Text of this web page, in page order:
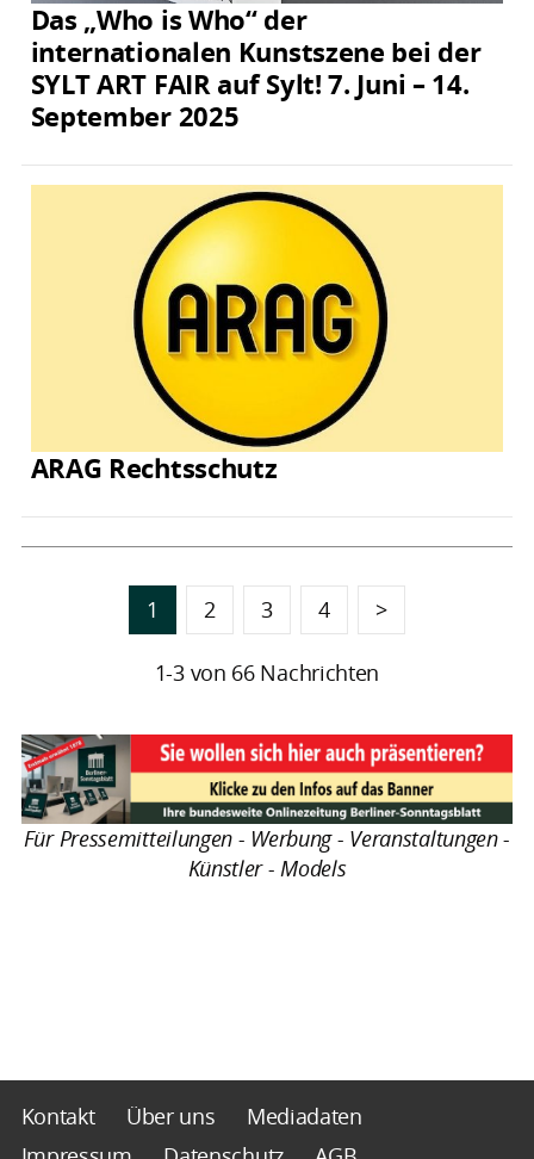
Das „Who is Who“ der
internationalen Kunstszene bei der
SYLT ART FAIR auf Sylt! 7. Juni – 14.
September 2025
ARAG Rechtsschutz
1 2 3 4 >
1-3 von 66 Nachrichten
Für Pressemitteilungen - Werbung - Veranstaltungen -
Künstler - Models
Kontakt Über uns
Mediadaten